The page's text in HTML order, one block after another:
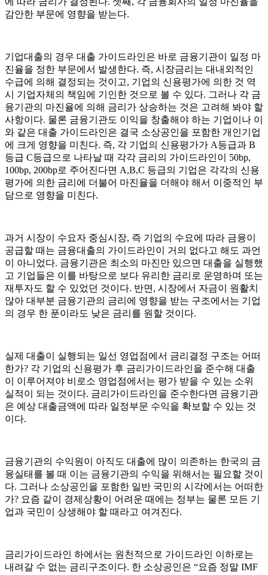
감안한 부문에 영향을 받는다.
기업대출의 경우 대출 가이드라인은 바로 금융기관이 일정 마
진율을 정한 부문에서 발생한다. 즉, 시장금리는 대내외적인
수급에 의해 결정되는 것이고, 기업의 신용평가에 의한 것 역
시 기업자체의 책임에 기인한 것으로 볼 수 있다. 그러나 각 금
융기관의 마진율에 의해 금리가 상승하는 것은 고려해 봐야 할
사항이다. 물론 금융기관도 이익을 창출해야 하는 기업이나 이
와 같은 대출 가이드라인은 결국 소상공인을 포함한 개인기업
에 크게 영향을 미친다. 즉, 각 기업의 신용평가가 A등급과 B
등급 C등급으로 나타날 때 각각 금리의 가이드라인이 50bp,
100bp, 200bp로 주어진다면 A,B,C 등급의 기업은 각각의 신용
평가에 의한 금리에 더불어 마진율을 더해야 해서 이중적인 부
담으로 영향을 미친다.
과거 시장이 수요자 중심시장, 즉 기업의 수요에 따라 금융이
공급할 때는 금융대출의 가이드라인이 거의 없다고 해도 과언
이 아니었다. 금융기관은 최소의 마진만 있으면 대출을 실행했
고 기업들은 이를 바탕으로 보다 유리한 금리로 운영하며 또는
재투자도 할 수 있었던 것이다. 반면, 시장에서 자금이 원활치
않아 대부분 금융기관의 금리에 영향을 받는 구조에서는 기업
의 경우 한 푼이라도 낮은 금리를 원할 것이다.
실제 대출이 실행되는 일선 영업점에서 금리결정 구조는 어떠
한가? 각 기업의 신용평가 후 금리가이드라인을 준수해 대출
이 이루어져야 비로소 영업점에서는 평가 받을 수 있는 소위
실적이 되는 것이다. 금리가이드라인을 준수한다면 금융기관
은 예상 대출금액에 따라 일정부문 수익을 확보할 수 있는 것
이다.
금융기관의 수익원이 아직도 대출에 많이 의존하는 한국의 금
융실태를 볼 때 이는 금융기관의 수익을 위해서는 필요할 것이
다. 그러나 소상공인을 포함한 일반 국민의 시각에서는 어떠한
가? 요즘 같이 경제상황이 어려운 때에는 정부는 물론 모든 기
업과 국민이 상생해야 할 때라고 여겨진다.
금리가이드라인 하에서는 원천적으로 가이드라인 이하로는
내려갈 수 없는 금리구조이다. 한 소상공인은 “요즘 정말 IMF